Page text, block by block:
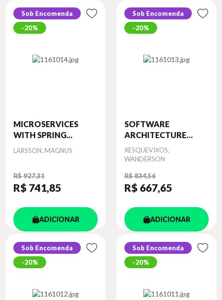
Sob Encomenda
20%
MICROSERVICES
WITH SPRING...
Autor
LARSSON, MAGNUS
R$ 927,31
R$ 741,85
ADICIONAR
Sob Encomenda
20%
SOFTWARE
ARCHITECTURE
WIT...
Autor
XESQUEVIXOS,
WANDERSON
R$ 834,56
R$ 667,65
ADICIONAR
Sob Encomenda
20%
Sob Encomenda
20%